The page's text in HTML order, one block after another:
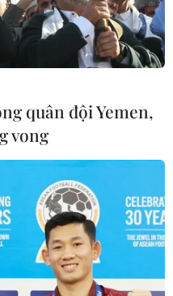
quân đội Yemen,
vong